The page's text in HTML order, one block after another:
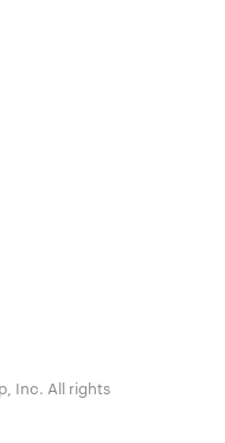
Inc. All rights